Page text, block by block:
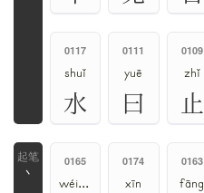
0117
shuǐ
水
0111
yuē
曰
0109
zhǐ
止
丶
0165
wéi、wèi
0174
xīn
0163
fāng